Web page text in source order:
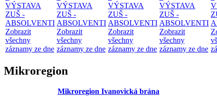
VÝSTAVA
ZUŠ -
ABSOLVENTI
Zobrazit
všechny
záznamy ze dne
VÝSTAVA
ZUŠ -
ABSOLVENTI
Zobrazit
všechny
záznamy ze dne
VÝSTAVA
ZUŠ -
ABSOLVENTI
Zobrazit
všechny
záznamy ze dne
VÝSTAVA
ZUŠ -
ABSOLVENTI
Zobrazit
všechny
záznamy ze dne
Mikroregion
Mikroregion Ivanovická brána